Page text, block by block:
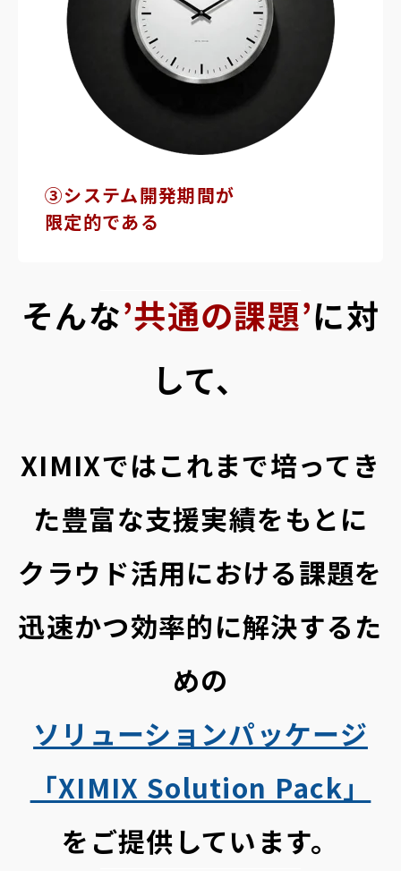
③システム開発期間が
限定的である
そんな’共通の課題’に対
して、
XIMIXではこれまで培ってき
た豊富な支援実績をもとに
クラウド活用における課題を
迅速かつ効率的に解決するた
めの
ソリューションパッケージ
「XIMIX Solution Pack」
をご提供しています。